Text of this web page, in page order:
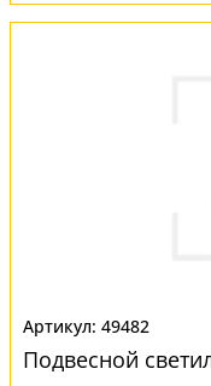
49482
Подвесной